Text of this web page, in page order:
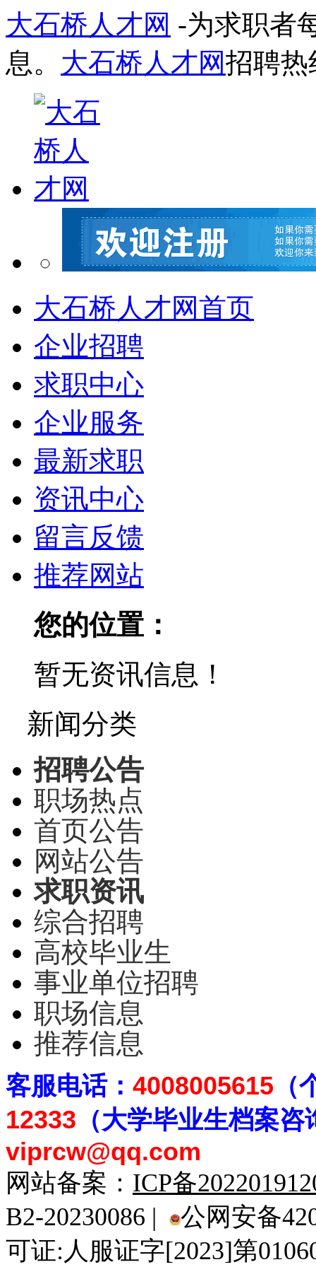
大石桥人才网 -为求职者
息。 大石桥人才网招聘热
大石桥人才网首页
企业招聘
求职中心
企业服务
最新求职
资讯中心
留言反馈
推荐网站
您的位置：
暂无资讯信息！
新闻分类
招聘公告
职场热点
首页公告
网站公告
求职资讯
综合招聘
高校毕业生
事业单位招聘
职场信息
推荐信息
客服电话： 4008005615
12333 （大学毕业生档案咨
viprcw@qq.com
网站备案： ICP备
B2-20230086 |
公网安备
可证:人服证字[2023]第